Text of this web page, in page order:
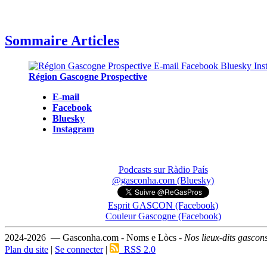
Sommaire Articles
Région Gascogne Prospective
E-mail
Facebook
Bluesky
Instagram
Podcasts sur Ràdio País
@gasconha.com (Bluesky)
Esprit GASCON (Facebook)
Couleur Gascogne (Facebook)
2024-2026 — Gasconha.com - Noms e Lòcs - Nos lieux-dits
Plan du site | Se connecter| RSS 2.0